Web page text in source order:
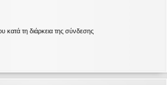
τη διάρκεια της σύνδεσης